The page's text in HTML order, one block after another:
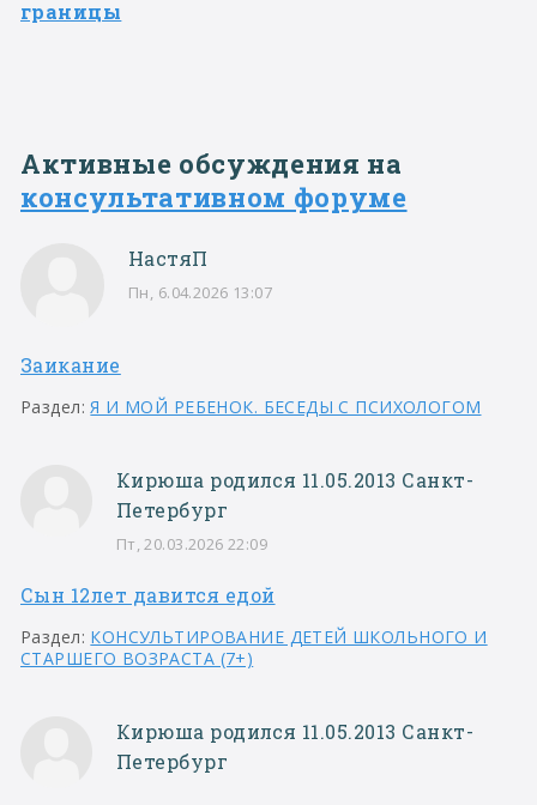
границы
Активные обсуждения на
консультативном форуме
НастяП
Пн, 6.04.2026 13:07
Заикание
Раздел:Я И МОЙ РЕБЕНОК. БЕСЕДЫ С ПСИХОЛОГОМ
Кирюша родился 11.05.2013 Санкт-
Петербург
Пт, 20.03.2026 22:09
Сын 12лет давится едой
Раздел: КОНСУЛЬТИРОВАНИЕ ДЕТЕЙ ШКОЛЬНОГО И
СТАРШЕГО ВОЗРАСТА (7+)
Кирюша родился 11.05.2013 Санкт-
Петербург